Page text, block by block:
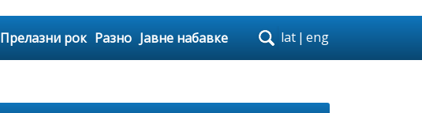
Прелазни рок Разно Јавне набавке lat | eng